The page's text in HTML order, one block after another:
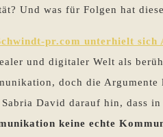
Und was für Folgen hat
pr.com unterhielt sich
und digitaler Welt als
doch die Argumente
David darauf hin, dass
keine echte